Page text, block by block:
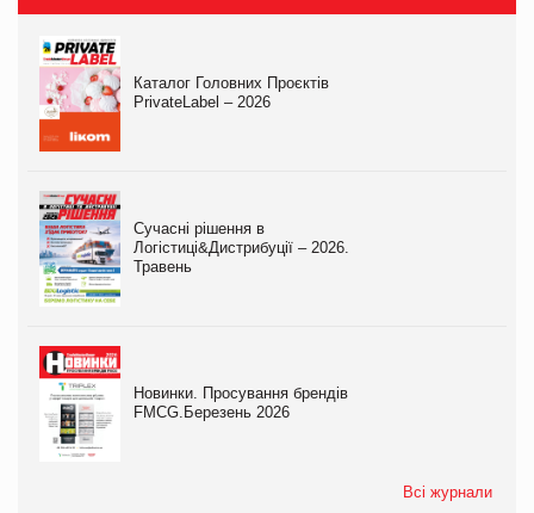
Каталог Головних Проєктів
PrivateLabel – 2026
Сучасні рішення в
Логістиці&Дистрибуції – 2026.
Травень
Новинки. Просування брендів
FMCG.Березень 2026
Всі журнали